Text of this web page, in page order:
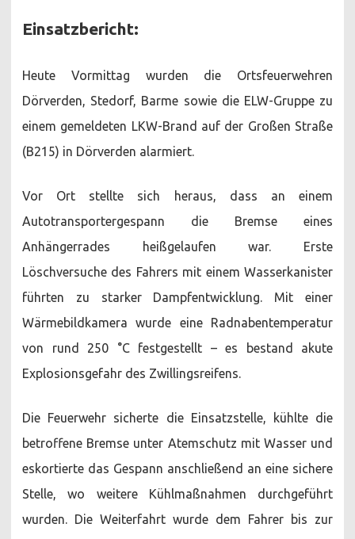
Einsatzbericht:
Heute Vormittag wurden die Ortsfeuerwehren
Dörverden, Stedorf, Barme sowie die ELW-Gruppe zu
einem gemeldeten LKW-Brand auf der Großen Straße
(B215) in Dörverden alarmiert.
Vor Ort stellte sich heraus, dass an einem
Autotransportergespann die Bremse eines
Anhängerrades heißgelaufen war. Erste
Löschversuche des Fahrers mit einem Wasserkanister
führten zu starker Dampfentwicklung. Mit einer
Wärmebildkamera wurde eine Radnabentemperatur
von rund 250 °C festgestellt – es bestand akute
Explosionsgefahr des Zwillingsreifens.
Die Feuerwehr sicherte die Einsatzstelle, kühlte die
betroffene Bremse unter Atemschutz mit Wasser und
eskortierte das Gespann anschließend an eine sichere
Stelle, wo weitere Kühlmaßnahmen durchgeführt
wurden. Die Weiterfahrt wurde dem Fahrer bis zur